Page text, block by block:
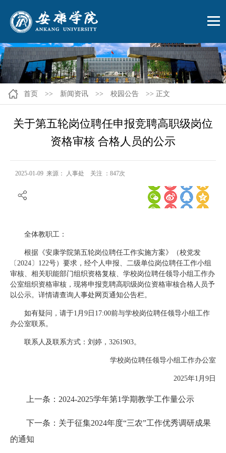
首页 >> 新闻资讯 >> 校园公告 >> 正文
关于第五轮岗位聘任申报竞聘高职级岗位
资格审核 合格人员的公示
2025-01-09 来源： 人事处 关注 ： 847次
全体教职工：
根据《安康学院第五轮岗位聘任工作实施方案》（校党发
〔2024〕122号）要求，经个人申报、二级单位岗位聘任工作小组
审核、相关职能部门组织资格复核、学校岗位聘任领导小组工作办
公室组织资格审核，现将申报竞聘高职级岗位资格审核合格人员予
以公示。详情请查询人事处网页通知公告栏。
如有疑问，请于1月9日17:00前与学校岗位聘任领导小组工作
办公室联系。
联系人及联系方式：刘婷，3261903。
学校岗位聘任领导小组工作办公室
2025年1月9日
上一条：2024-2025学年第1学期教学工作量公示
下一条：关于征集2024年度“三农”工作优秀调研成果
的通知